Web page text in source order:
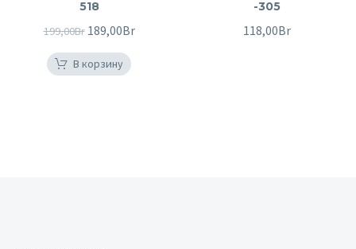
518
199,00Br Первоначальная
цена
составляла
189,00BrТекущая
В корзину
-305
118,00Br